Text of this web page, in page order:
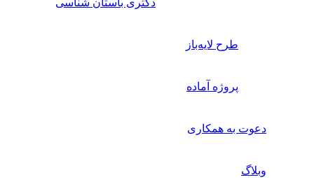
دکتری باستان شناسی
طرح لایه‌باز
پروژه آماده
دعوت به همکاری
وبلاگ